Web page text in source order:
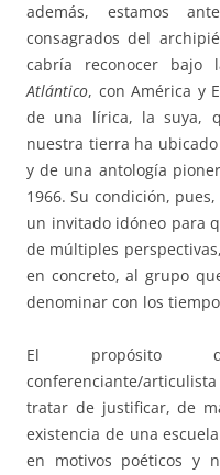
además, estamos
consagrados del
cabría reconocer
Atlántico, con América y
de una lírica, la suya,
nuestra tierra ha
y de una antología
1966. Su condición,
un invitado idóneo para
de múltiples
en concreto, al grupo
denominar con los
El propósito
conferenciante/
tratar de justificar, de
existencia de una
en motivos poéticos y